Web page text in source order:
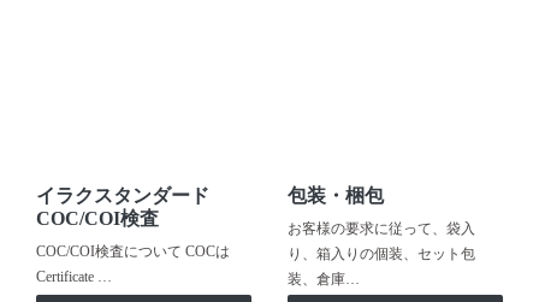
イラクスタンダード
COC/COI検査
COC/COI検査について COCは
Certificate …
包装・梱包
お客様の要求に従って、袋入
り、箱入りの個装、セット包
装、倉庫…